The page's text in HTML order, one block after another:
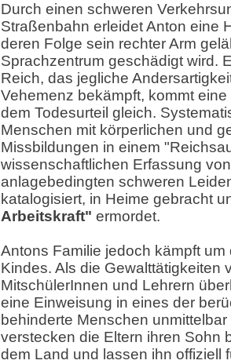
Durch einen schweren
Straßenbahn erleidet Anton eine
deren Folge sein rechter Arm
Sprachzentrum geschädigt wird.
Reich, das jegliche
Vehemenz bekämpft, kommt
dem Todesurteil gleich.
Menschen mit körperlichen und
Missbildungen in einem
wissenschaftlichen Erfassung
anlagebedingten schweren
katalogisiert, in Heime gebracht
Arbeitskraft" ermordet.
Antons Familie jedoch kämpft
Kindes. Als die Gewalttätigkeiten
MitschülerInnen und Lehrern
eine Einweisung in eines der
behinderte Menschen
verstecken die Eltern ihren Sohn
dem Land und lassen ihn offiziell